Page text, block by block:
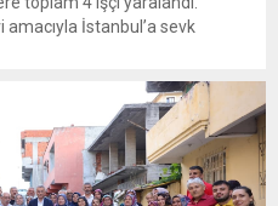
İstanbul’a sevk